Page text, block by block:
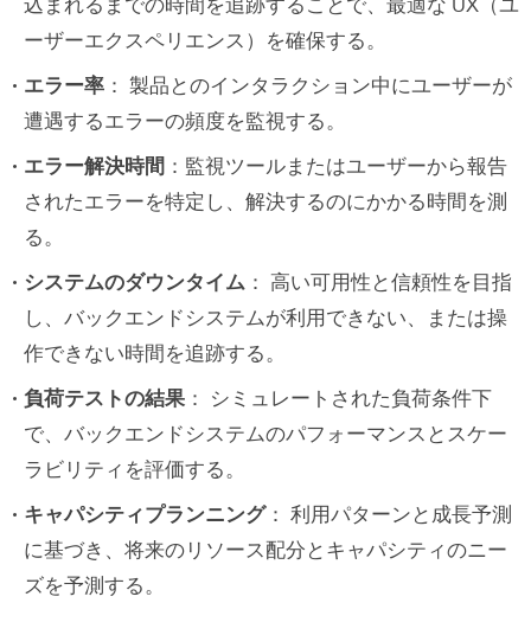
込まれるまでの時間を追跡することで、最適な UX（ユ
ーザーエクスペリエンス）を確保する。
エラー率 ： 製品とのインタラクション中にユーザーが
遭遇するエラーの頻度を監視する。
エラー解決時間 ：監視ツールまたはユーザーから報告
されたエラーを特定し、解決するのにかかる時間を測
る。
システムのダウンタイム ： 高い可用性と信頼性を目指
し、バックエンドシステムが利用できない、または操
作できない時間を追跡する。
負荷テストの結果 ： シミュレートされた負荷条件下
で、バックエンドシステムのパフォーマンスとスケー
ラビリティを評価する。
キャパシティプランニング： 利用パターンと成長予測
に基づき、将来のリソース配分とキャパシティのニー
ズを予測する。